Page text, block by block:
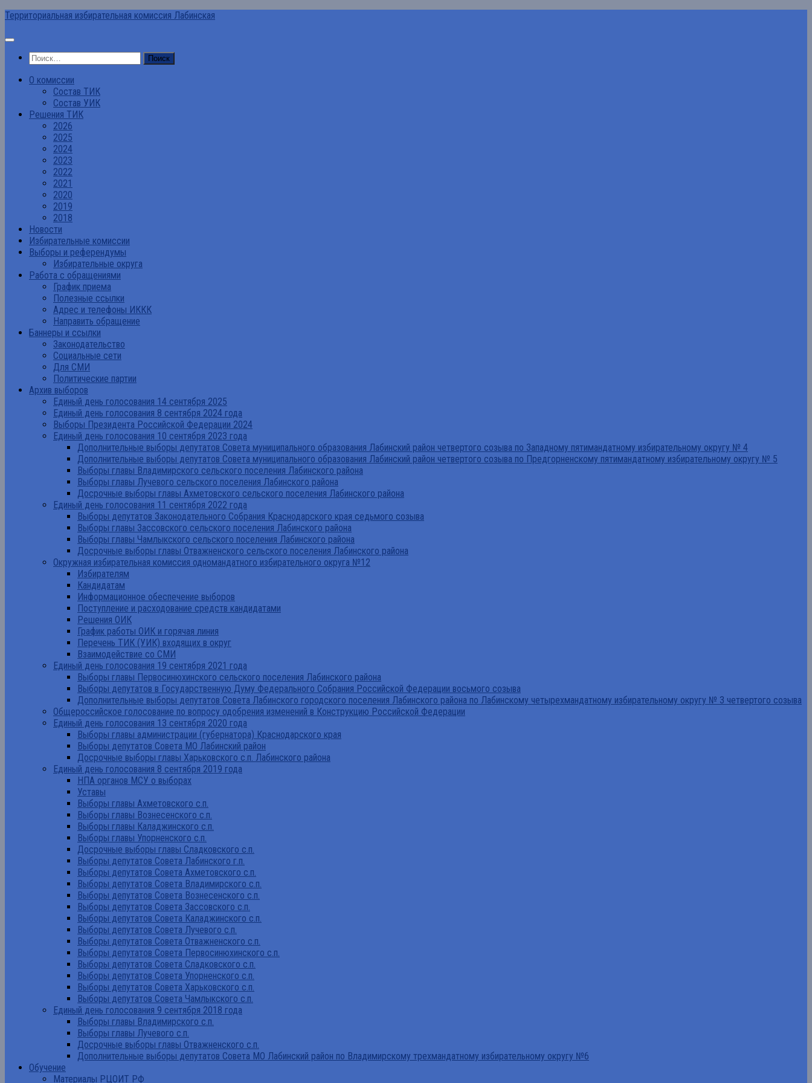
Перейти
содержимому
Территориальная избирательная комиссия Лабинская
Найти:
О комиссии
Состав ТИК
Состав УИК
Решения ТИК
2026
2025
2024
2023
2022
2021
2020
2019
2018
Новости
Избирательные комиссии
Выборы и референдумы
Избирательные округа
Работа с обращениями
График приема
Полезные ссылки
Адрес и телефоны ИККК
Направить обращение
Баннеры и ссылки
Законодательство
Социальные сети
Для СМИ
Политические партии
Архив выборов
Единый день голосования 14 сентября 2025
Единый день голосования 8 сентября 2024 года
Выборы Президента Российской Федерации 2024
Единый день голосования 10 сентября 2023 года
Дополнительные выборы депутатов Совета муниципального образования Лабинский район четвертого созыва по Западному пятимандатному избирательному округу № 4
Дополнительные выборы депутатов Совета муниципального образования Лабинский район четвертого созыва по Предгорненскому пятимандатному избирательному округу № 5
Выборы главы Владимирского сельского поселения Лабинского района
Выборы главы Лучевого сельского поселения Лабинского района
Досрочные выборы главы Ахметовского сельского поселения Лабинского района
Единый день голосования 11 сентября 2022 года
Выборы депутатов Законодательного Собрания Краснодарского края седьмого созыва
Выборы главы Зассовского сельского поселения Лабинского района
Выборы главы Чамлыкского сельского поселения Лабинского района
Досрочные выборы главы Отважненского сельского поселения Лабинского района
Окружная избирательная комиссия одномандатного избирательного округа №12
Избирателям
Кандидатам
Информационное обеспечение выборов
Поступление и расходование средств кандидатами
Решения ОИК
График работы ОИК и горячая линия
Перечень ТИК (УИК) входящих в округ
Взаимодействие со СМИ
Единый день голосования 19 сентября 2021 года
Выборы главы Первосинюхинского сельского поселения Лабинского района
Выборы депутатов в Государственную Думу Федерального Собрания Российской Федерации восьмого созыва
Дополнительные выборы депутатов Совета Лабинского городского поселения Лабинского района по Лабинскому четырехмандатному избирательному округу № 3 четвертого созыва
Общероссийское голосование по вопросу одобрения изменений в Конструкцию Российской Федерации
Единый день голосования 13 сентября 2020 года
Выборы главы администрации (губернатора) Краснодарского края
Выборы депутатов Совета МО Лабинский район
Досрочные выборы главы Харьковского с.п. Лабинского района
Единый день голосования 8 сентября 2019 года
НПА органов МСУ о выборах
Уставы
Выборы главы Ахметовского с.п.
Выборы главы Вознесенского с.п.
Выборы главы Каладжинского с.п.
Выборы главы Упорненского с.п.
Досрочные выборы главы Сладковского с.п.
Выборы депутатов Совета Лабинского г.п.
Выборы депутатов Совета Ахметовского с.п.
Выборы депутатов Совета Владимирского с.п.
Выборы депутатов Совета Вознесенского с.п.
Выборы депутатов Совета Зассовского с.п.
Выборы депутатов Совета Каладжинского с.п.
Выборы депутатов Совета Лучевого с.п.
Выборы депутатов Совета Отважненского с.п.
Выборы депутатов Совета Первосинюхинского с.п.
Выборы депутатов Совета Сладковского с.п.
Выборы депутатов Совета Упорненского с.п.
Выборы депутатов Совета Харьковского с.п.
Выборы депутатов Совета Чамлыкского с.п.
Единый день голосования 9 сентября 2018 года
Выборы главы Владимирского с.п.
Выборы главы Лучевого с.п.
Досрочные выборы главы Отважненского с.п.
Дополнительные выборы депутатов Совета МО Лабинский район по Владимирскому трехмандатному избирательному округу №6
Обучение
Материалы РЦОИТ РФ